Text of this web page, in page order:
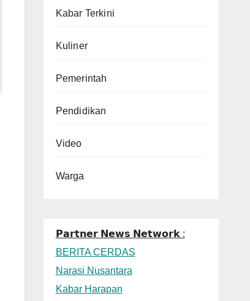
Kabar Terkini
Kuliner
Pemerintah
Pendidikan
Video
Warga
𝗣𝗮𝗿𝘁𝗻𝗲𝗿 𝗡𝗲𝘄𝘀 𝗡𝗲𝘁𝘄𝗼𝗿𝗸 :
BERITA CERDAS
Narasi Nusantara
Kabar Harapan